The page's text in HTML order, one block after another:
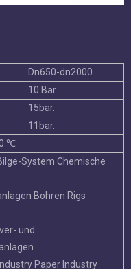
Strömungsrichtung.
Energiekosten.
usw. zu